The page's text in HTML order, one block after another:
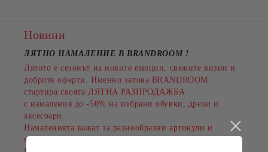
Новини
ЛЯТНО НАМАЛЕНИЕ В BRANDROOM !
Лятото е сезонът на новите емоции, свежите визии и
добрите оферти. Именно затова BRANDROOM
стартира своята ЛЯТНА РАЗПРОДАЖБА
с намаления до -50% на избрани обувки, дрехи и
аксесоари.
Намаленията важат за разнообразни артикули и
марки, а количествата са ограничени.